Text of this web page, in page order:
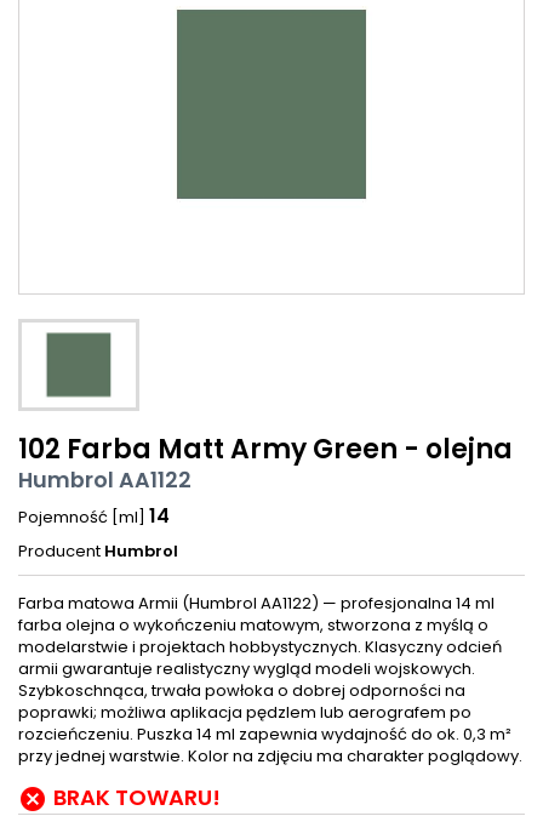
102 Farba Matt Army Green - olejna
Humbrol AA1122
Pojemność [ml] 14
Producent Humbrol
Farba matowa Armii (Humbrol AA1122) — profesjonalna 14 ml
farba olejna o wykończeniu matowym, stworzona z myślą o
modelarstwie i projektach hobbystycznych. Klasyczny odcień
armii gwarantuje realistyczny wygląd modeli wojskowych.
Szybkoschnąca, trwała powłoka o dobrej odporności na
poprawki; możliwa aplikacja pędzlem lub aerografem po
rozcieńczeniu. Puszka 14 ml zapewnia wydajność do ok. 0,3 m²
przy jednej warstwie. Kolor na zdjęciu ma charakter poglądowy.
 BRAK TOWARU!